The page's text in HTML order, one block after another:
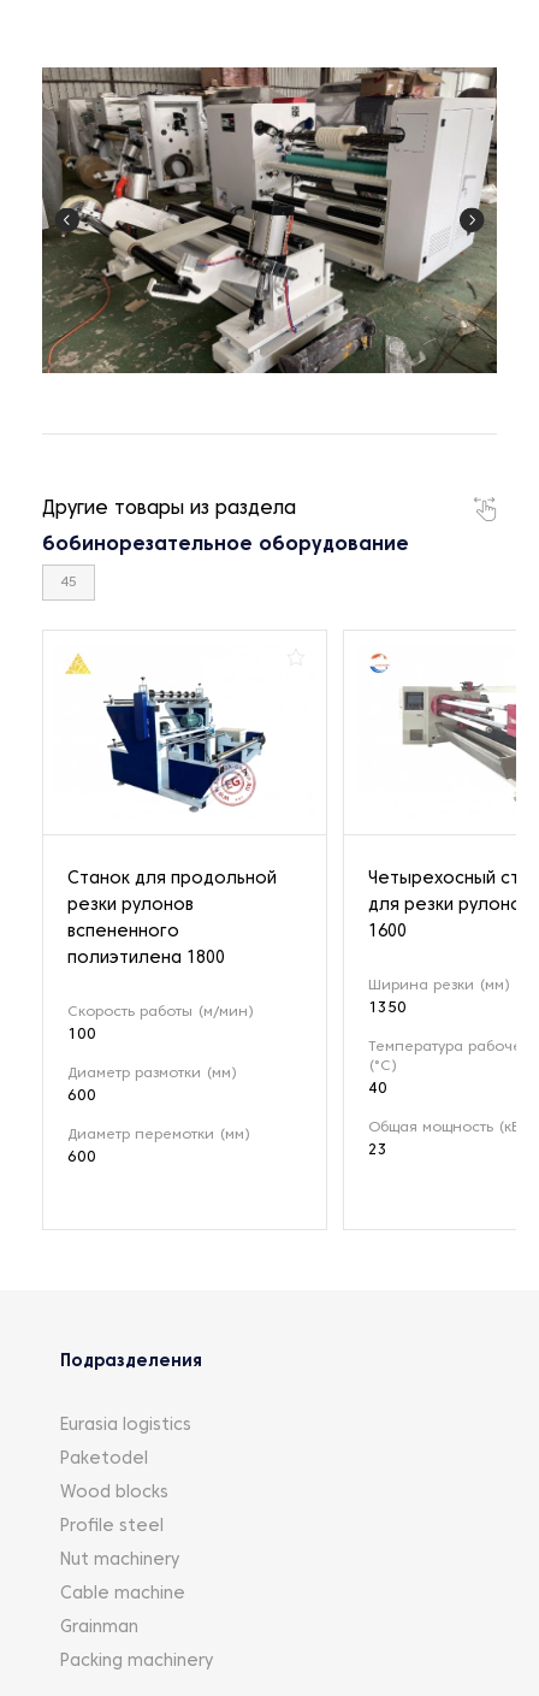
Другие товары из раздела
бобинорезательное оборудование
45
Станок для продольной
резки рулонов
вспененного
полиэтилена 1800
Скорость работы (м/мин)
100
Диаметр размотки (мм)
600
Диаметр перемотки (мм)
600
Четырехосный
для резки рулонов
1600
Ширина резки (мм)
1350
Температура рабочей
(°C)
40
Общая мощность (кВт)
23
Подразделения
Eurasia logistics
Paketodel
Wood blocks
Profile steel
Nut machinery
Cable machine
Grainman
Packing machinery